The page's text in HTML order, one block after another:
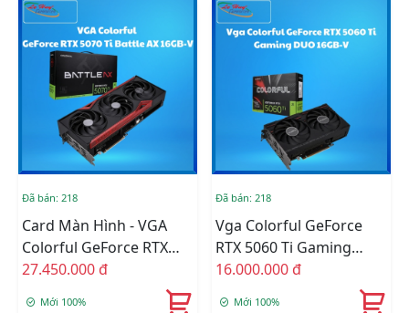
Đã bán: 218
Card Màn Hình - VGA
Colorful GeForce RTX
5070 Ti Battle AX 16GB-V
27.450.000 đ
Mới 100%
Đã bán: 218
Vga Colorful GeForce
RTX 5060 Ti Gaming
DUO 16GB-V
16.000.000 đ
Mới 100%